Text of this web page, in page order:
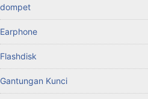
dompet
Earphone
Flashdisk
Gantungan Kunci